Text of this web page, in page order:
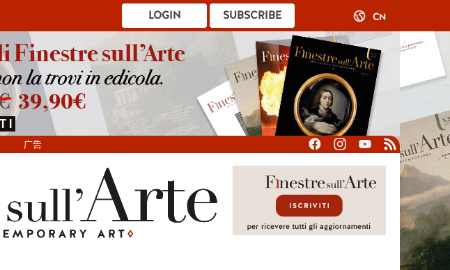
SUBSCRIBE
LOGIN CN
广告